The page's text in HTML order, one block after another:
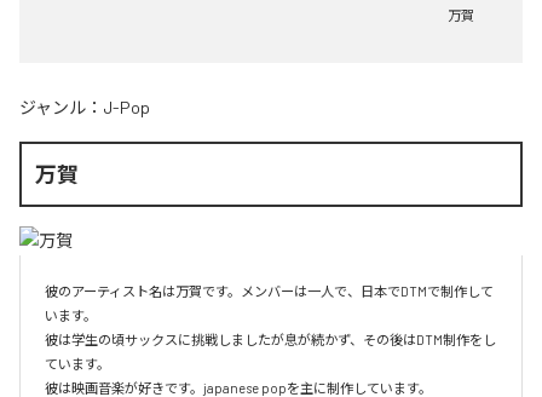
万賀
ジャンル： J-Pop
万賀
彼のアーティスト名は万賀です。メンバーは一人で、日本でDTMで制作して
います。
彼は学生の頃サックスに挑戦しましたが息が続かず、その後はDTM制作をし
ています。
彼は映画音楽が好きです。japanese popを主に制作しています。